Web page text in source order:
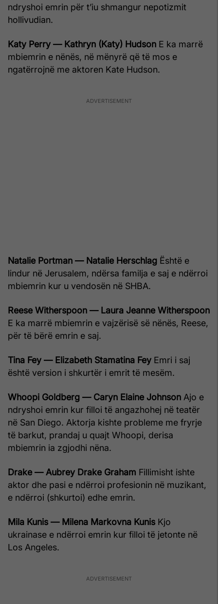
ndryshoi emrin për t’iu shmangur nepotizmit
hollivudian.
Katy Perry — Kathryn (Katy) Hudson E ka marrë
mbiemrin e nënës, në mënyrë që të mos e
ngatërrojnë me aktoren Kate Hudson.
Natalie Portman — Natalie Herschlag Është e
lindur në Jerusalem, ndërsa familja e saj e ndërroi
mbiemrin kur u vendosën në SHBA.
Reese Witherspoon — Laura Jeanne Witherspoon
E ka marrë mbiemrin e vajzërisë së nënës, Reese,
për të bërë emrin e saj.
Tina Fey — Elizabeth Stamatina Fey Emri i saj
është version i shkurtër i emrit të mesëm.
Whoopi Goldberg — Caryn Elaine Johnson Ajo e
ndryshoi emrin kur filloi të angazhohej në teatër
në San Diego. Aktorja kishte probleme me fryrje
të barkut, prandaj u quajt Whoopi, derisa
mbiemrin ia zgjodhi nëna.
Drake — Aubrey Drake Graham Fillimisht ishte
aktor dhe pasi e ndërroi profesionin në muzikant,
e ndërroi (shkurtoi) edhe emrin.
Mila Kunis — Milena Markovna Kunis Kjo
ukrainase e ndërroi emrin kur filloi të jetonte në
Los Angeles.